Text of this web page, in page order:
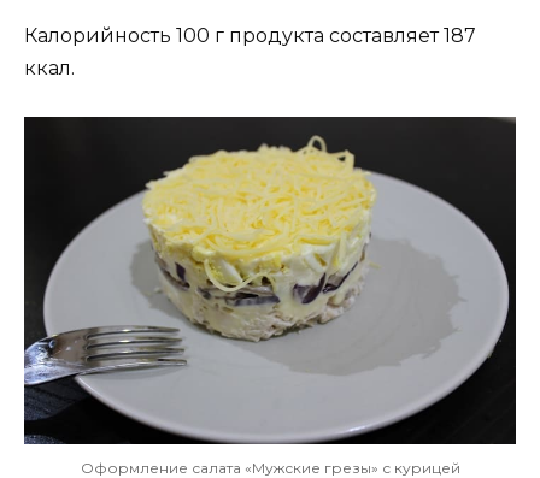
Калорийность 100 г продукта составляет 187
ккал.
Оформление салата «Мужские грезы» с курицей